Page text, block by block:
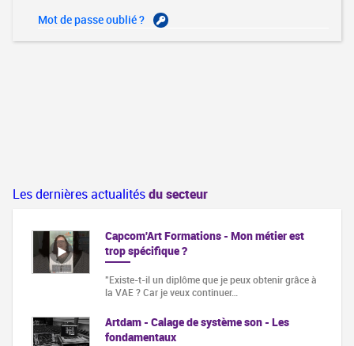
Mot de passe oublié ?
Les dernières actualitésdu secteur
Capcom'Art Formations - Mon métier est
trop spécifique ?
"Existe-t-il un diplôme que je peux obtenir grâce à
la VAE ? Car je veux continuer…
Artdam - Calage de système son - Les
fondamentaux